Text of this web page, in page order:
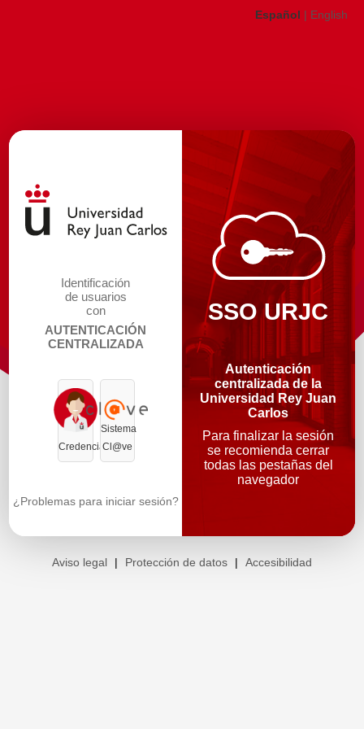
Español | English
Identificación
de usuarios
con
AUTENTICACIÓN
CENTRALIZADA
Credenciales
Sistema
Cl@ve
¿Problemas para iniciar sesión?
SSO URJC
Autenticación
centralizada de la
Universidad Rey Juan
Carlos
Para finalizar la sesión
se recomienda cerrar
todas las pestañas del
navegador
Aviso legal | Protección de datos | Accesibilidad